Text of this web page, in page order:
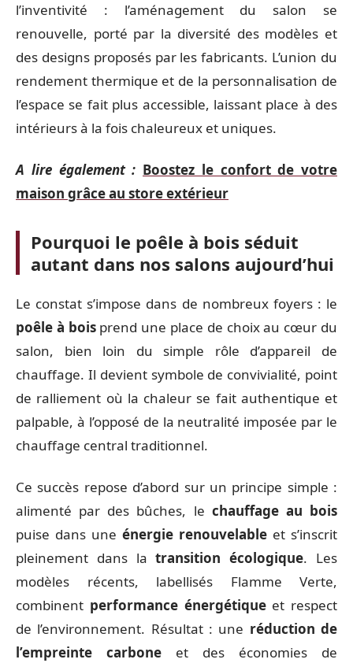
l’inventivité : l’aménagement du salon se
renouvelle, porté par la diversité des modèles et
des designs proposés par les fabricants. L’union du
rendement thermique et de la personnalisation de
l’espace se fait plus accessible, laissant place à des
intérieurs à la fois chaleureux et uniques.
A lire également : Boostez le confort de votre
maison grâce au store extérieur
Pourquoi le poêle à bois séduit
autant dans nos salons aujourd’hui
Le constat s’impose dans de nombreux foyers : le
poêle à boisprend une place de choix au cœur du
salon, bien loin du simple rôle d’appareil de
chauffage. Il devient symbole de convivialité, point
de ralliement où la chaleur se fait authentique et
palpable, à l’opposé de la neutralité imposée par le
chauffage central traditionnel.
Ce succès repose d’abord sur un principe simple :
alimenté par des bûches, le chauffage au bois
puise dans une énergie renouvelable et s’inscrit
pleinement dans latransition écologique. Les
modèles récents, labellisés Flamme Verte,
combinent performance énergétiqueet respect
de l’environnement. Résultat : une réduction de
l’empreinte carbone et des économies de